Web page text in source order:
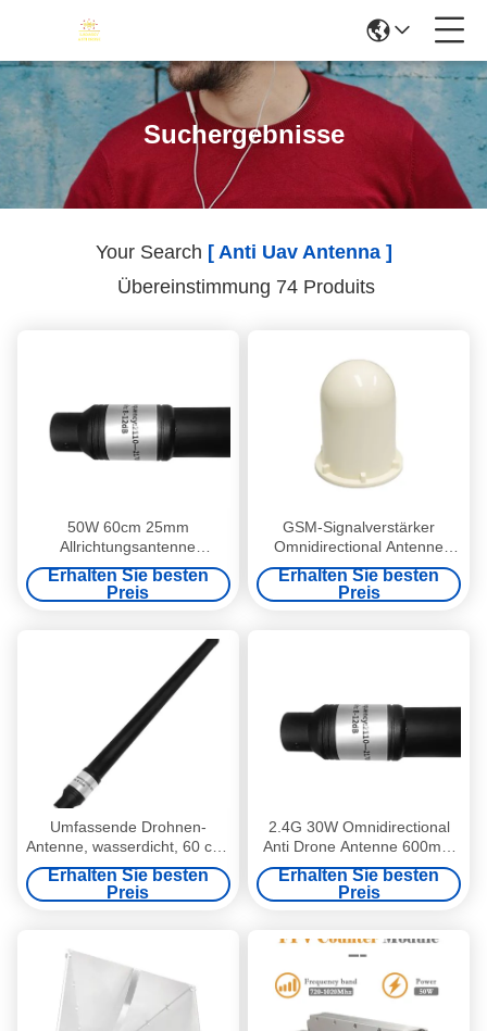
Suchergebnisse
Your Search [ Anti Uav Antenna ]
Übereinstimmung 74 Produits
50W 60cm 25mm
Allrichtungsantenne
Digitalübertragung Anti-UAV
Wasserdicht
Erhalten Sie besten
Preis
GSM-Signalverstärker
Omnidirectional Antenne
Anti-UAV 2dBi
Vertikalpolarisierung
Erhalten Sie besten
Preis
Umfassende Drohnen-
Antenne, wasserdicht, 60 cm,
Anti-UAV, 433 MHz, 900
MHz, 50 Watt
Erhalten Sie besten
Preis
2.4G 30W Omnidirectional
Anti Drone Antenne 600mm
Länge 20mm Durchmesser
Erhalten Sie besten
Preis